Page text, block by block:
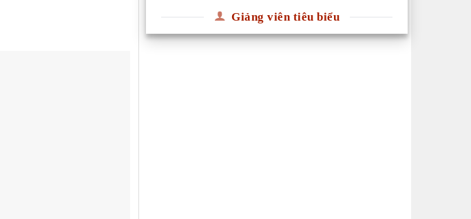
Giảng viên tiêu biểu